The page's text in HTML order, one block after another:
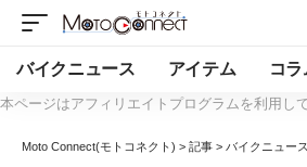
バイクニュース アイテム コラ
本ページはアフィリエイトプログラムを利用して
Moto Connect(モトコネクト) > 記事 > バイクニュース